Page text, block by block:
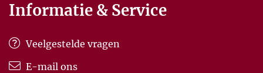
Informatie & Service
Veelgestelde vragen
E-mail ons